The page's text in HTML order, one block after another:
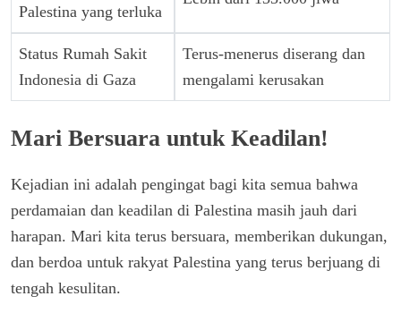
Palestina yang terluka
Status Rumah Sakit
Indonesia di Gaza
Terus-menerus diserang dan
mengalami kerusakan
Mari Bersuara untuk Keadilan!
Kejadian ini adalah pengingat bagi kita semua bahwa
perdamaian dan keadilan di Palestina masih jauh dari
harapan. Mari kita terus bersuara, memberikan dukungan,
dan berdoa untuk rakyat Palestina yang terus berjuang di
tengah kesulitan.